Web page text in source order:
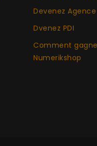
Devenez Agence
Dvenez PDI
Comment
Numerikshop